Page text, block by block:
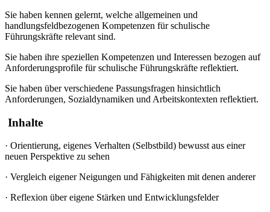
Sie haben kennen gelernt, welche allgemeinen und
handlungsfeldbezogenen Kompetenzen für schulische
Führungskräfte relevant sind.
Sie haben ihre speziellen Kompetenzen und Interessen bezogen auf
Anforderungsprofile für schulische Führungskräfte reflektiert.
Sie haben über verschiedene Passungsfragen hinsichtlich
Anforderungen, Sozialdynamiken und Arbeitskontexten reflektiert.
Inhalte
· Orientierung, eigenes Verhalten (Selbstbild) bewusst aus einer
neuen Perspektive zu sehen
· Vergleich eigener Neigungen und Fähigkeiten mit denen anderer
· Reflexion über eigene Stärken und Entwicklungsfelder